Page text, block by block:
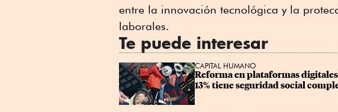
entre la innovación tecnológica y la
laborales.
Te puede interesar
CAPITAL HUMANO
Reforma en plataformas
13% tiene seguridad social